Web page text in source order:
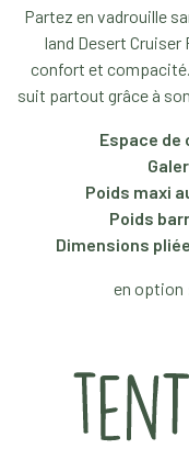
Partez en vadrouille
land Desert Cruiser
confort et compacité.
suit partout grâce à
Espace de
Poids maxi
Poids
Dimensions
en option